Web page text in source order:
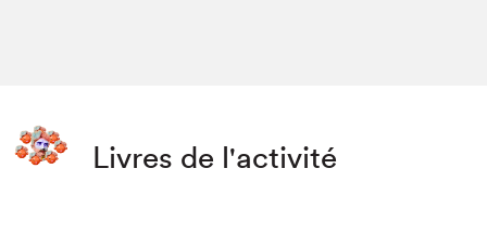
Livres de l'activité